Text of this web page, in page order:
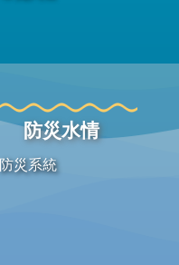
防災水情
防災系統